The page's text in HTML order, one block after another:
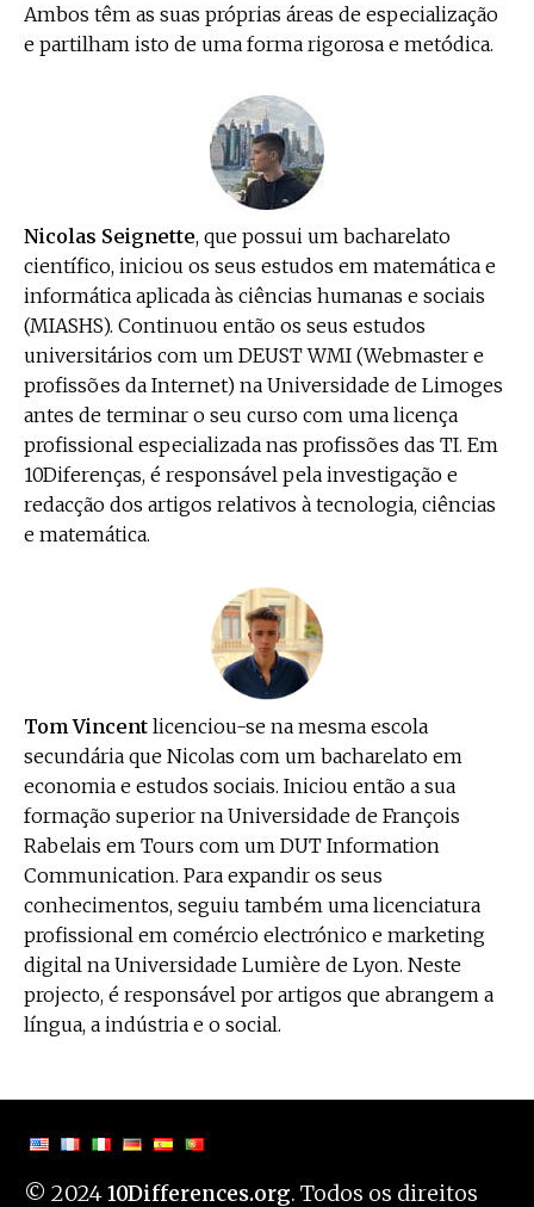
Ambos têm as suas próprias áreas de especialização
e partilham isto de uma forma rigorosa e metódica.
Nicolas Seignette, que possui um bacharelato
científico, iniciou os seus estudos em matemática e
informática aplicada às ciências humanas e sociais
(MIASHS). Continuou então os seus estudos
universitários com um DEUST WMI (Webmaster e
profissões da Internet) na Universidade de Limoges
antes de terminar o seu curso com uma licença
profissional especializada nas profissões das TI. Em
10Diferenças, é responsável pela investigação e
redacção dos artigos relativos à tecnologia, ciências
e matemática.
Tom Vincent licenciou-se na mesma escola
secundária que Nicolas com um bacharelato em
economia e estudos sociais. Iniciou então a sua
formação superior na Universidade de François
Rabelais em Tours com um DUT Information
Communication. Para expandir os seus
conhecimentos, seguiu também uma licenciatura
profissional em comércio electrónico e marketing
digital na Universidade Lumière de Lyon. Neste
projecto, é responsável por artigos que abrangem a
língua, a indústria e o social.
© 202410Differences.org. Todos os direitos